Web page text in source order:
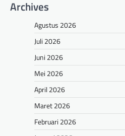
Archives
Agustus 2026
Juli 2026
Juni 2026
Mei 2026
April 2026
Maret 2026
Februari 2026